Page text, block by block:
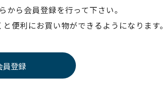
ら会員登録を行って下さい。
便利にお買い物ができるようになります。